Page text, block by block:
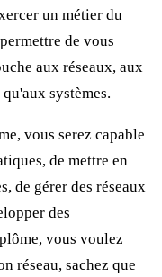
un métier du
de vous
aux réseaux, aux
systèmes.
vous serez capable
de mettre en
de gérer des réseaux
des
vous voulez
réseau, sachez que